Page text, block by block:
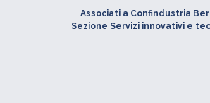
Associati a Confindustria
Sezione Servizi innovativi e